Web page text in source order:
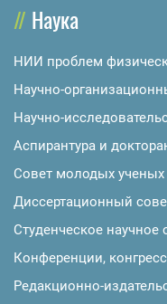
Наука
НИИ проблем
Научно-
Научно-
Аспирантура и
Совет молодых ученых
Диссертационный
Студенческое научное
Конференции,
Редакционно-